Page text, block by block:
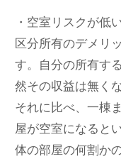
・空室リスクが低
区分所有のデメリ
す。自分の所有す
然その収益は無く
それに比べ、一棟
屋が空室になると
体の部屋の何割か